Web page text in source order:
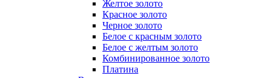
Желтое золото
Красное золото
Черное золото
Белое с красным золото
Белое с желтым золото
Комбинированное золото
Платина